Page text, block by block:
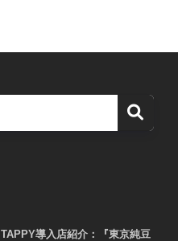
TAPPY導入店紹介：『東京純豆